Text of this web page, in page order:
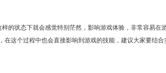
的状态下就会感觉特别茫然，影响游戏体验，非常容易在
这个过程中也会直接影响到游戏的技能，建议大家要结合